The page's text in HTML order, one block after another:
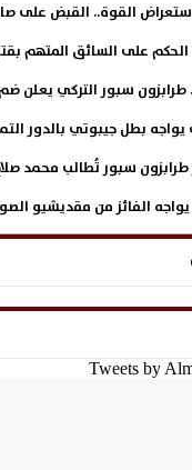
القوة.. القبض على
على السائق المتهم بقتل رجل
سبور التركي يعلن ضم
يواجه بطل جيبوتي بالدور
طرابزون سبور تُطالب محمد
الفائز من مقديشيو
Tweets by